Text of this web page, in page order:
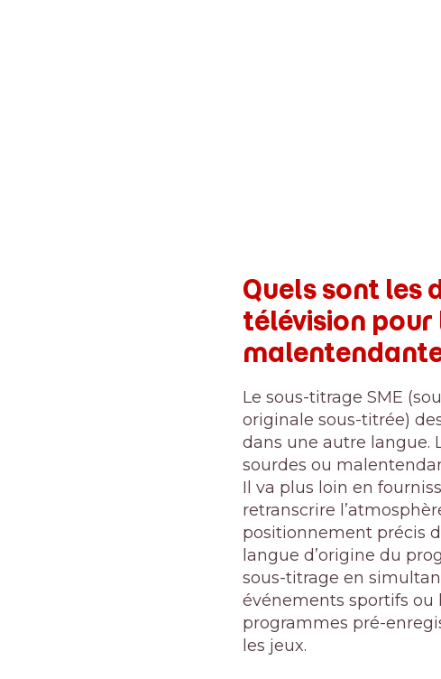
Quels sont les
télévision pour
Le sous-titrage SME
originale sous-titrée)
dans une autre langue.
sourdes ou
Il va plus loin en
retranscrire
positionnement précis
langue d’origine du
sous-titrage en
événements sportifs ou
programmes pré-
les jeux.